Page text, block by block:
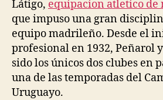
Látigo, equipacion atletico de
que impuso una gran
equipo madrileño. Desde el
profesional en 1932, Peñarol
sido los únicos dos clubes en
una de las temporadas del
Uruguayo.